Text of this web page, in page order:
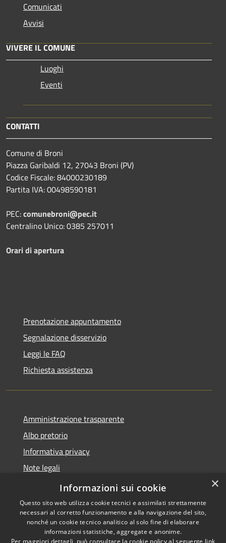
Comunicati
Avvisi
VIVERE IL COMUNE
Luoghi
Eventi
CONTATTI
Comune di Broni
Piazza Garibaldi 12, 27043 Broni (PV)
Codice Fiscale: 84000230189
Partita IVA: 00498590181
PEC:comunebroni@pec.it
Centralino Unico: 0385 257011
Orari di apertura
Prenotazione appuntamento
Segnalazione disservizio
Leggi le FAQ
Richiesta assistenza
Amministrazione trasparente
Albo pretorio
Informativa privacy
Note legali
Dichiarazione di accessibilità
Dichiarazione di
×
Informazioni sui cookie
Questo sito web utilizza cookie tecnici e assimilati strettamente
necessari al corretto funzionamento e alla navigazione del sito,
nonché un cookie tecnico analitico al solo fine di elaborare
informazioni statistiche, aggregate e anonime.
Per maggiori dettagli, può consultare la cookie policy al seguente link